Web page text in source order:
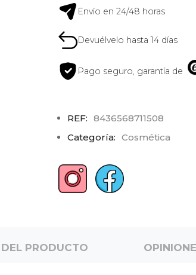
Envío en 24/48 horas
Devuélvelo hasta 14 días
Pago seguro, garantía de
REF: 8436568711508
Categoría: Cosmética
PRODUCTO